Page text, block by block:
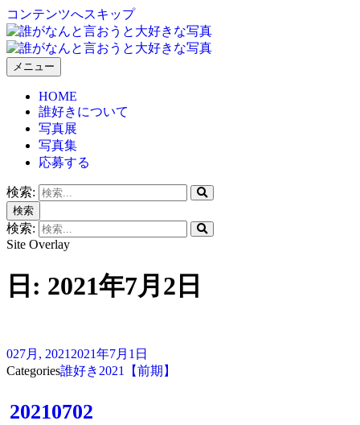
コンテンツへスキップ
誰がなんと言おうと大好きな写真
メニュー
HOME
誰好きについて
写真展
写真集
応募する
検索:
検索
検索:
Site Overlay
日: 2021年7月2日
027月, 2021 2021年7月1日
Categories誰好き2021【前期】
20210702